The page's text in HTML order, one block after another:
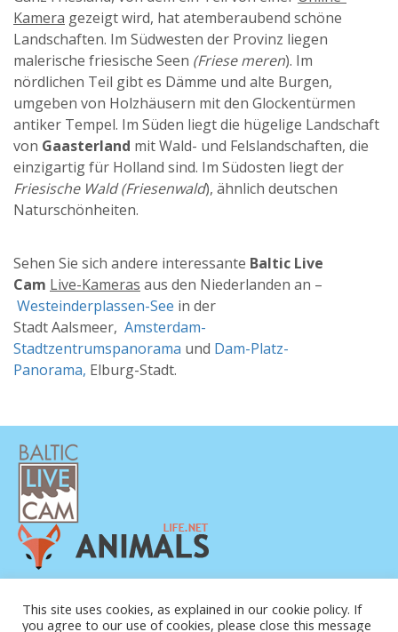
Kamera gezeigt wird, hat atemberaubend schöne
Landschaften. Im Südwesten der Provinz liegen
malerische friesische Seen (Friese meren). Im
nördlichen Teil gibt es Dämme und alte Burgen,
umgeben von Holzhäusern mit den Glockentürmen
antiker Tempel. Im Süden liegt die hügelige Landschaft
von Gaasterland mit Wald- und Felslandschaften, die
einzigartig für Holland sind. Im Südosten liegt der
Friesische Wald (Friesenwald), ähnlich deutschen
Naturschönheiten.
Sehen Sie sich andere interessante Baltic Live
Cam Live-Kameras aus den Niederlanden an –
Westeinderplassen-See in der
Stadt Aalsmeer, Amsterdam-
Stadtzentrumspanorama und Dam-Platz-
Panorama, Elburg-Stadt.
KONTAKT
This site uses cookies, as explained in our cookie policy. If
you agree to our use of cookies, please close this message